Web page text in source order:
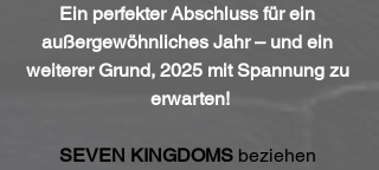
Ein perfekter Abschluss für ein
außergewöhnliches Jahr – und ein
weiterer Grund, 2025 mit Spannung zu
erwarten!
SEVEN KINGDOMS beziehen